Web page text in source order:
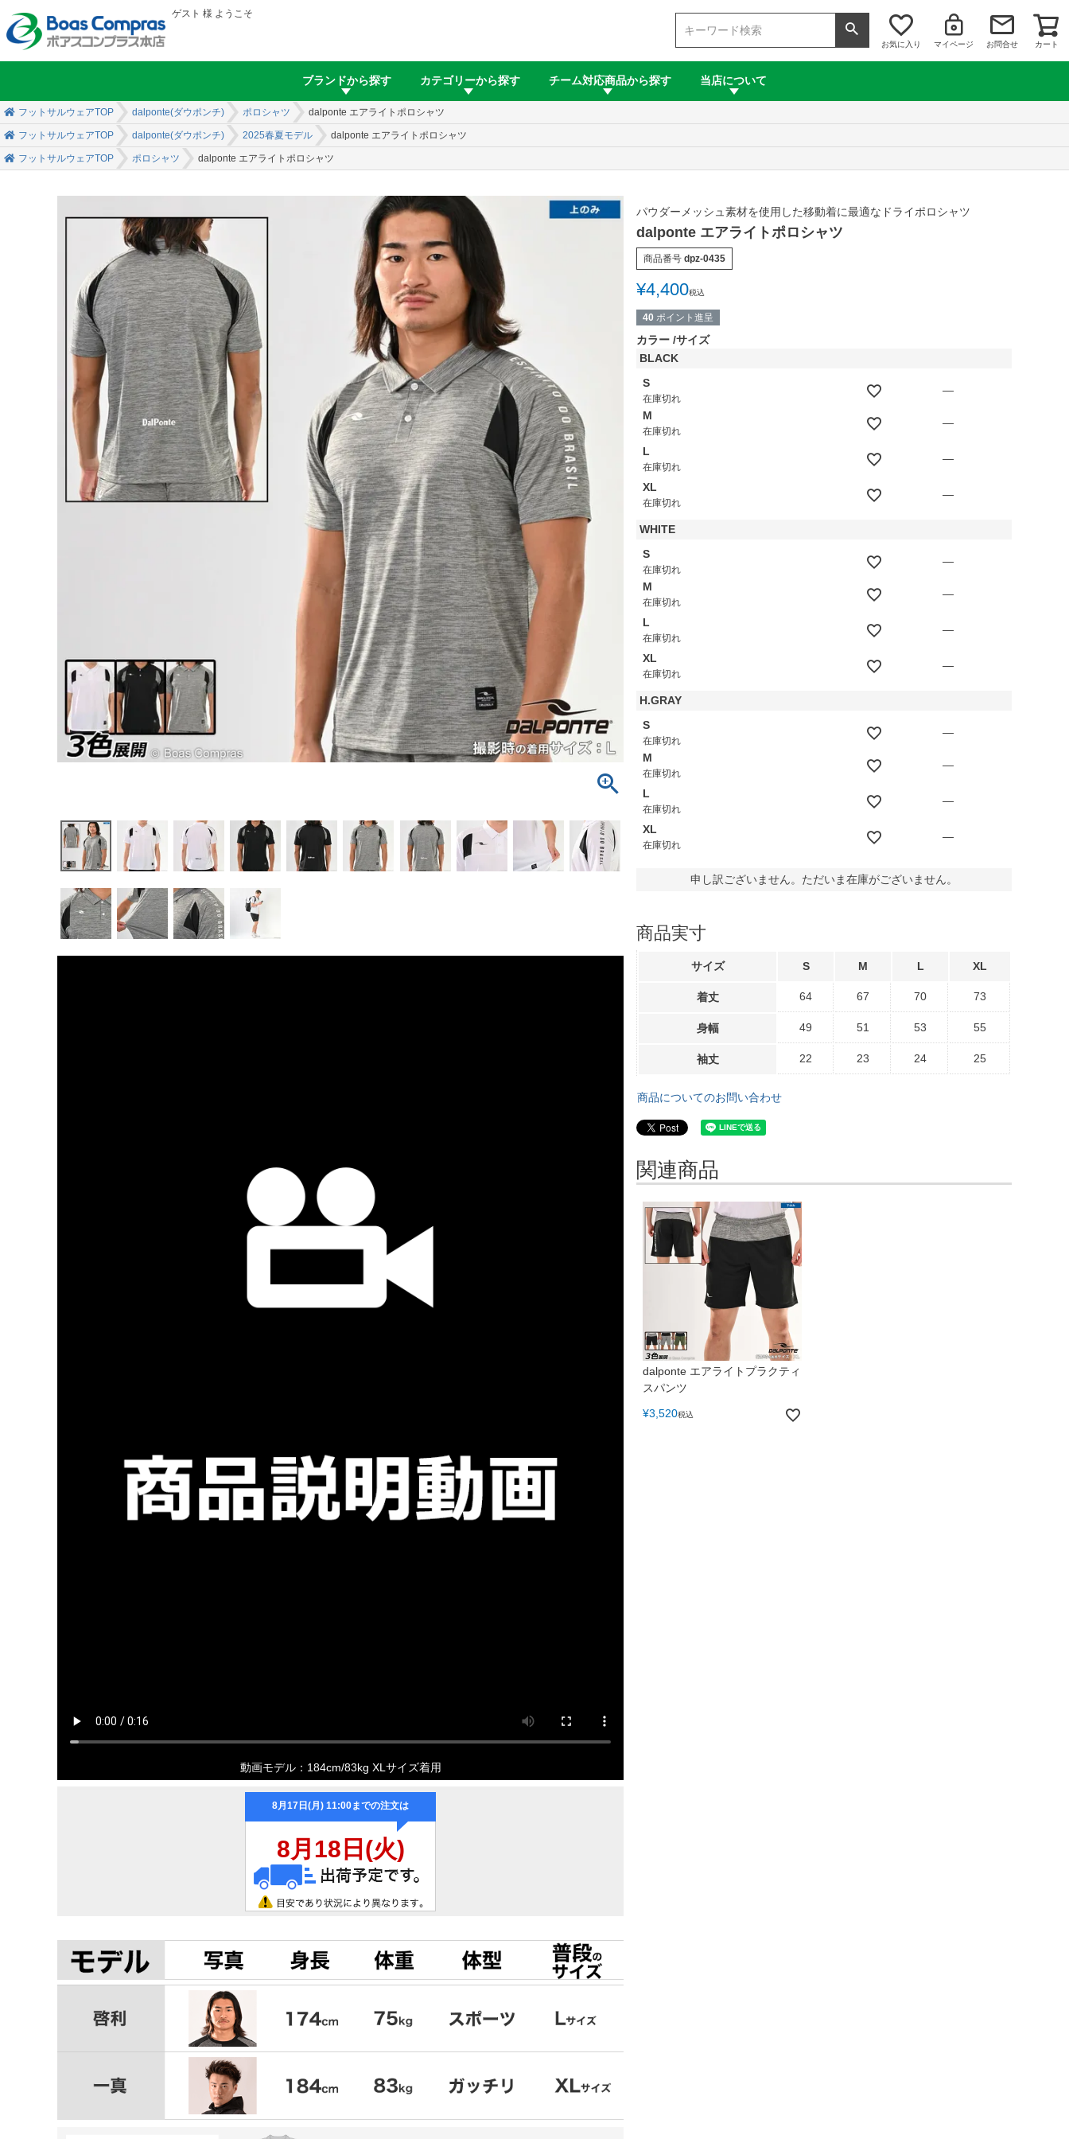
ゲスト 様 ようこそ
お気に入り マイページ お問合せ カート
ブランドから探す カテゴリーから探す チーム対応商品から探す 当店について
フットサルウェアTOP dalponte(ダウポンチ) ポロシャツ dalponte エアライトポロシャツ
フットサルウェアTOP dalponte(ダウポンチ) 2025春夏モデル dalponte エアライトポロシャツ
フットサルウェアTOP ポロシャツ dalponte エアライトポロシャツ
動画モデル：184cm/83kg XLサイズ着用
パウダーメッシュ素材を使用した移動着に最適なドライポロシャツ
dalponte エアライトポロシャツ
商品番号 dpz-0435
¥4,400税込
40 ポイント進呈
カラー サイズ
BLACK
S
在庫切れ
—
M
在庫切れ
—
L
在庫切れ
—
XL
在庫切れ
—
WHITE
S
在庫切れ
—
M
在庫切れ
—
L
在庫切れ
—
XL
在庫切れ
—
H.GRAY
S
在庫切れ
—
M
在庫切れ
—
L
在庫切れ
—
XL
在庫切れ
—
申し訳ございません。ただいま在庫がございません。
商品実寸
サイズ S M L XL
着丈 64 67 70 73
身幅 49 51 53 55
袖丈 22 23 24 25
商品についてのお問い合わせ
関連商品
dalponte エアライトプラクティ
スパンツ
¥3,520税込